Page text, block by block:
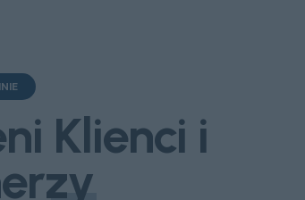
Klienci i